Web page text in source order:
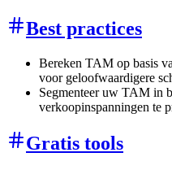
Best practices
Bereken TAM op basis
voor geloofwaardigere
Segmenteer uw TAM in
verkoopinspanningen te
Gratis tools